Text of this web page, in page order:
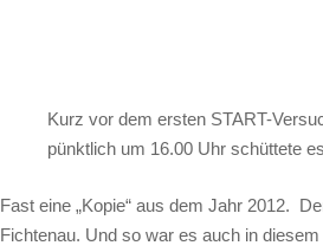
Kurz vor dem ersten START-
pünktlich um 16.00 Uhr schüttete
Fast eine „Kopie“ aus dem Jahr 2012.
Fichtenau. Und so war es auch in